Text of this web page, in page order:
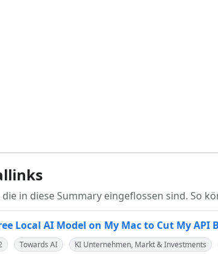
in diese Summary eingeflossen sind. So
Local AI Model on My Mac to Cut My API
Towards AI KI Unternehmen, Markt & Investments